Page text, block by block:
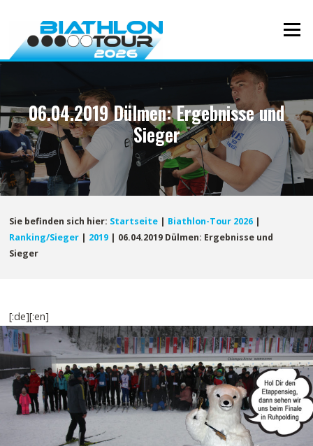
Inhalt
Menü
06.04.2019 Dülmen: Ergebnisse und
Sieger
Sie befinden sich hier: Startseite | Biathlon-Tour 2026 |
Ranking/Sieger | 2019 | 06.04.2019 Dülmen: Ergebnisse und
Sieger
[:de][:en]